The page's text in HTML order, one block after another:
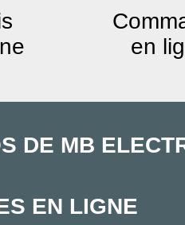
en
DE MB
EN LIGNE